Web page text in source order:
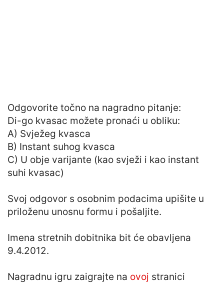
Odgovorite točno na nagradno pitanje:
Di-go kvasac možete pronaći u obliku:
A) Svježeg kvasca
B) Instant suhog kvasca
C) U obje varijante (kao svježi i kao instant
suhi kvasac)
Svoj odgovor s osobnim podacima upišite u
priloženu unosnu formu i pošaljite.
Imena stretnih dobitnika bit će obavljena
9.4.2012.
Nagradnu igru zaigrajte na ovoj stranici